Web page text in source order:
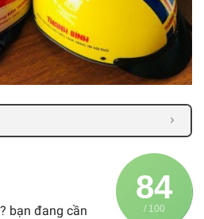
84
/ 100
bạn đang cần